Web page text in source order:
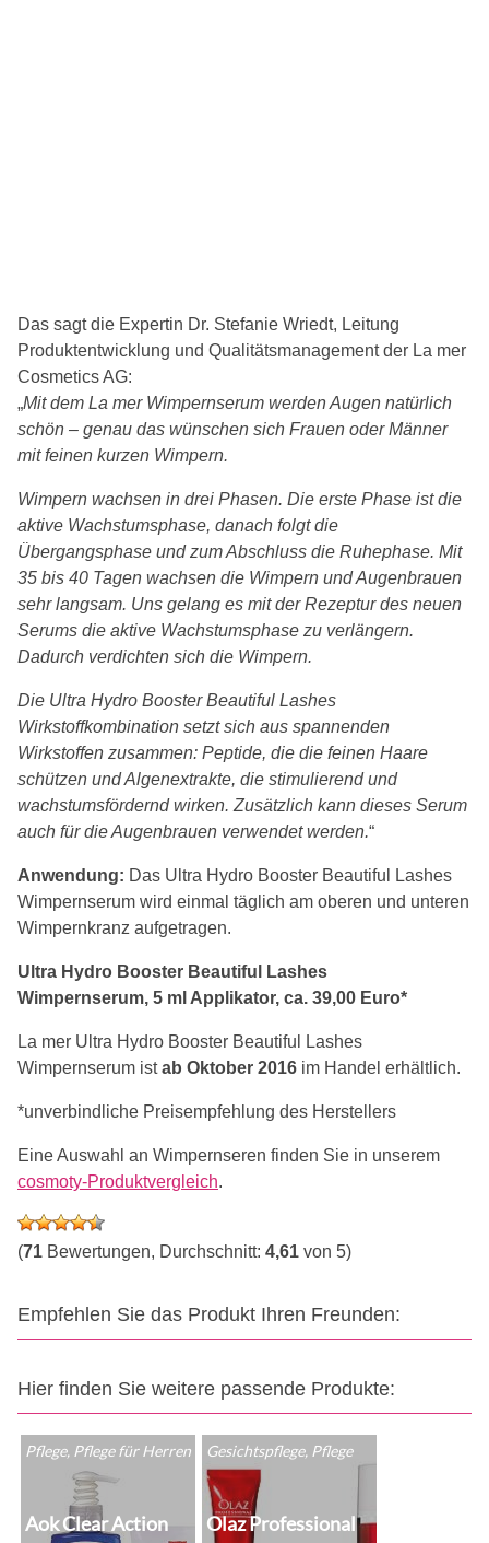
Das sagt die Expertin Dr. Stefanie Wriedt, Leitung
Produktentwicklung und Qualitätsmanagement der La mer
Cosmetics AG:
„Mit dem La mer Wimpernserum werden Augen natürlich
schön – genau das wünschen sich Frauen oder Männer
mit feinen kurzen Wimpern.
Wimpern wachsen in drei Phasen. Die erste Phase ist die
aktive Wachstumsphase, danach folgt die
Übergangsphase und zum Abschluss die Ruhephase. Mit
35 bis 40 Tagen wachsen die Wimpern und Augenbrauen
sehr langsam. Uns gelang es mit der Rezeptur des neuen
Serums die aktive Wachstumsphase zu verlängern.
Dadurch verdichten sich die Wimpern.
Die Ultra Hydro Booster Beautiful Lashes
Wirkstoffkombination setzt sich aus spannenden
Wirkstoffen zusammen: Peptide, die die feinen Haare
schützen und Algenextrakte, die stimulierend und
wachstumsfördernd wirken. Zusätzlich kann dieses Serum
auch für die Augenbrauen verwendet werden.“
Anwendung: Das Ultra Hydro Booster Beautiful Lashes
Wimpernserum wird einmal täglich am oberen und unteren
Wimpernkranz aufgetragen.
Ultra Hydro Booster Beautiful Lashes
Wimpernserum, 5 ml Applikator, ca. 39,00 Euro*
La mer Ultra Hydro Booster Beautiful Lashes
Wimpernserum istab Oktober 2016 im Handel erhältlich.
*unverbindliche Preisempfehlung des Herstellers
Eine Auswahl an Wimpernseren finden Sie in unserem
cosmoty-Produktvergleich.
(71 Bewertungen, Durchschnitt: 4,61 von 5)
Empfehlen Sie das Produkt Ihren Freunden:
Hier finden Sie weitere passende Produkte:
Pflege, Pflege für Herren
Aok Clear Action
Gesichtspflege, Pflege
Olaz Professional